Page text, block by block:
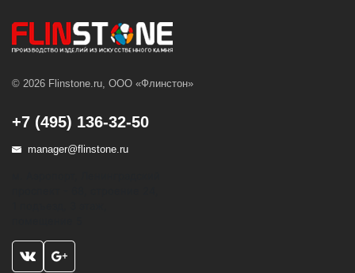
© 2026 Flinstone.ru, ООО «Флинстон»
+7 (495) 136-32-50
manager@flinstone.ru